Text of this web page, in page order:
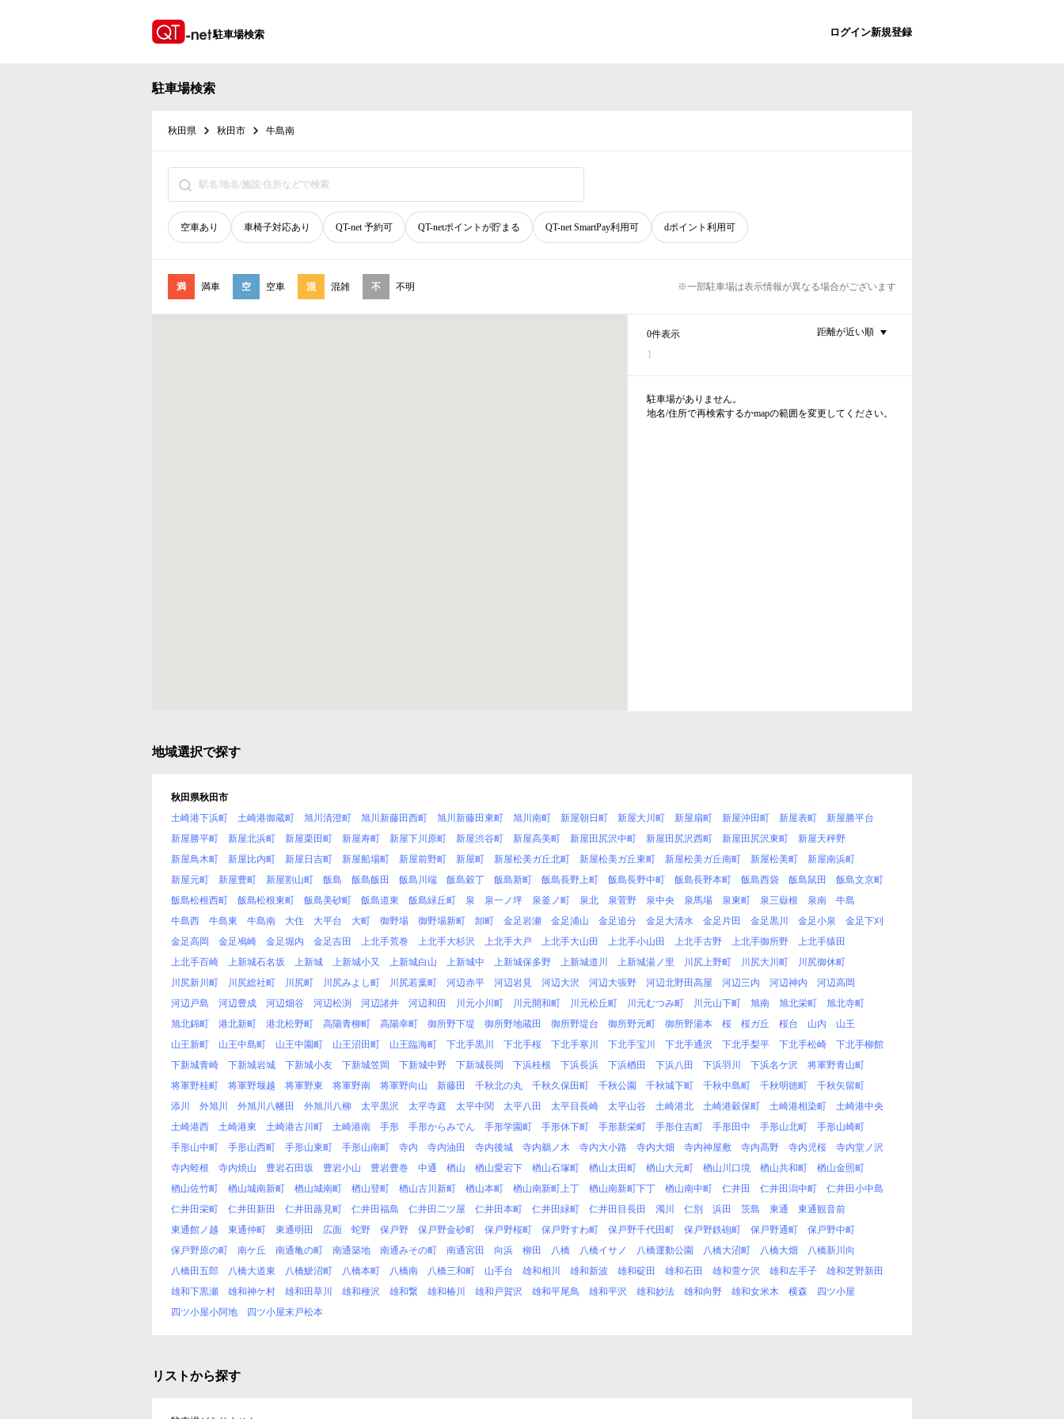
駐車場検索 ログイン新規登録
駐車場検索
秋田県 秋田市 牛島南
空車あり 車椅子対応あり QT-net 予約可 QT-netポイントが貯まる QT-net SmartPay利用可 dポイント利用可
満 満車 空 空車 混 混雑 不 不明 ※一部駐車場は表示情報が異なる場合がございます
0件表示
1
距離が近い順
駐車場がありません。
地名/住所で再検索するかmapの範囲を変更してください。
地域選択で探す
秋田県秋田市
土崎港下浜町
土崎港御蔵町 旭川清澄町 旭川新藤田西町 旭川新藤田東町 旭川南町 新屋朝日町 新屋大川町 新屋扇町 新屋沖田町 新屋表町
新屋勝平台
新屋勝平町
新屋北浜町 新屋栗田町 新屋寿町 新屋下川原町 新屋渋谷町 新屋高美町 新屋田尻沢中町 新屋田尻沢西町 新屋田尻沢東町
新屋天秤野
新屋鳥木町
新屋比内町 新屋日吉町 新屋船場町 新屋前野町 新屋町 新屋松美ガ丘北町 新屋松美ガ丘東町 新屋松美ガ丘南町 新屋松美町
新屋南浜町
新屋元町
新屋豊町 新屋割山町 飯島 飯島飯田 飯島川端 飯島穀丁 飯島新町 飯島長野上町 飯島長野中町 飯島長野本町 飯島西袋 飯島鼠田
飯島文京町
飯島松根西町
飯島松根東町 飯島美砂町 飯島道東 飯島緑丘町 泉 泉一ノ坪 泉釜ノ町 泉北 泉菅野 泉中央 泉馬場 泉東町 泉三嶽根 泉南
牛島
牛島西
牛島東 牛島南 大住 大平台 大町 御野場 御野場新町 卸町 金足岩瀬 金足浦山 金足追分 金足大清水 金足片田 金足黒川 金足小泉
金足下刈
金足高岡
金足鳰崎 金足堀内 金足吉田 上北手荒巻 上北手大杉沢 上北手大戸 上北手大山田 上北手小山田 上北手古野 上北手御所野
上北手猿田
上北手百崎
上新城石名坂 上新城 上新城小又 上新城白山 上新城中 上新城保多野 上新城道川 上新城湯ノ里 川尻上野町 川尻大川町
川尻御休町
川尻新川町
川尻総社町 川尻町 川尻みよし町 川尻若葉町 河辺赤平 河辺岩見 河辺大沢 河辺大張野 河辺北野田高屋 河辺三内 河辺神内
河辺高岡
河辺戸島
河辺豊成 河辺畑谷 河辺松渕 河辺諸井 河辺和田 川元小川町 川元開和町 川元松丘町 川元むつみ町 川元山下町 旭南 旭北栄町
旭北寺町
旭北錦町
港北新町 港北松野町 高陽青柳町 高陽幸町 御所野下堤 御所野地蔵田 御所野堤台 御所野元町 御所野湯本 桜 桜ガ丘 桜台 山内
山王
山王新町
山王中島町 山王中園町 山王沼田町 山王臨海町 下北手黒川 下北手桜 下北手寒川 下北手宝川 下北手通沢 下北手梨平 下北手松崎
下北手柳館
下新城青崎
下新城岩城 下新城小友 下新城笠岡 下新城中野 下新城長岡 下浜桂根 下浜長浜 下浜楢田 下浜八田 下浜羽川 下浜名ケ沢
将軍野青山町
将軍野桂町
将軍野堰越 将軍野東 将軍野南 将軍野向山 新藤田 千秋北の丸 千秋久保田町 千秋公園 千秋城下町 千秋中島町 千秋明徳町
千秋矢留町
添川
外旭川 外旭川八幡田 外旭川八柳 太平黒沢 太平寺庭 太平中関 太平八田 太平目長崎 太平山谷 土崎港北 土崎港穀保町 土崎港相染町
土崎港中央
土崎港西
土崎港東 土崎港古川町 土崎港南 手形 手形からみでん 手形学園町 手形休下町 手形新栄町 手形住吉町 手形田中 手形山北町
手形山崎町
手形山中町
手形山西町 手形山東町 手形山南町 寺内 寺内油田 寺内後城 寺内鵜ノ木 寺内大小路 寺内大畑 寺内神屋敷 寺内高野 寺内児桜
寺内堂ノ沢
寺内蛭根
寺内焼山 豊岩石田坂 豊岩小山 豊岩豊巻 中通 楢山 楢山愛宕下 楢山石塚町 楢山太田町 楢山大元町 楢山川口境 楢山共和町
楢山金照町
楢山佐竹町
楢山城南新町 楢山城南町 楢山登町 楢山古川新町 楢山本町 楢山南新町上丁 楢山南新町下丁 楢山南中町 仁井田 仁井田潟中町
仁井田小中島
仁井田栄町
仁井田新田 仁井田蕗見町 仁井田福島 仁井田二ツ屋 仁井田本町 仁井田緑町 仁井田目長田 濁川 仁別 浜田 茨島 東通
東通観音前
東通館ノ越
東通仲町 東通明田 広面 蛇野 保戸野 保戸野金砂町 保戸野桜町 保戸野すわ町 保戸野千代田町 保戸野鉄砲町 保戸野通町
保戸野中町
保戸野原の町
南ケ丘 南通亀の町 南通築地 南通みその町 南通宮田 向浜 柳田 八橋 八橋イサノ 八橋運動公園 八橋大沼町 八橋大畑
八橋新川向
八橋田五郎
八橋大道東 八橋鯲沼町 八橋本町 八橋南 八橋三和町 山手台 雄和相川 雄和新波 雄和碇田 雄和石田 雄和萱ケ沢 雄和左手子
雄和芝野新田
雄和下黒瀬
雄和神ケ村 雄和田草川 雄和種沢 雄和繋 雄和椿川 雄和戸賀沢 雄和平尾鳥 雄和平沢 雄和妙法 雄和向野 雄和女米木 横森
四ツ小屋
四ツ小屋小阿地
四ツ小屋末戸松本
リストから探す